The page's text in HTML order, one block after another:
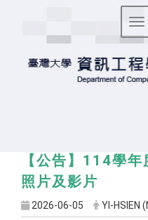
【公告】 114學年
照片及影片
2026-06-05 YI-HSIEN